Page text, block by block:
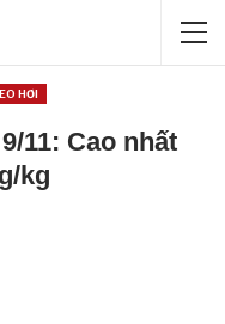
HƠI
11: Cao nhất
kg